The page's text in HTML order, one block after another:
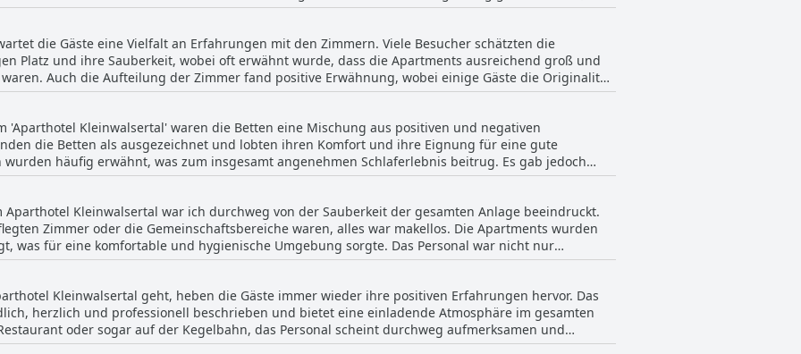
mangelnde Abwechslung an bestimmten Tagen. Der Preis von 12 Euro pro Tag und Person für
Rezensenten auch als übertrieben angesehen. Trotz dieser gemischten Gefühle wurde der Service
Zusammenfassend lässt sich sagen, dass das Frühstück im
es einige Verbesserungsmöglichkeiten gibt, größtenteils für seine Vielfalt, Qualität und das
geschätzt wird.
für Vorspeisen, Desserts und Frühstück. Einige Bewertungen wiesen jedoch darauf hin, dass
war und einige Hauptgerichte als durchschnittlich in der Qualität oder schlecht präsentiert
gelegentlichen Kritikpunkte spiegelt die Gesamtstimmung ein zufriedenstellendes kulinarisches
Essen wider. Die Abendessenoptionen sind gut auf Fleischesser zugeschnitten und bieten eine
für Verbesserungen bei der Qualität der Hauptgerichte und ihrer Präsentation gibt.
die Gäste eine Vielfalt an Erfahrungen mit den Zimmern. Viele Besucher schätzten die
Platz und ihre Sauberkeit, wobei oft erwähnt wurde, dass die Apartments ausreichend groß und
Auch die Aufteilung der Zimmer fand positive Erwähnung, wobei einige Gäste die Originalität
in Bewertungen erwähnt wurde,
Zimmer regelmäßig kontrolliert würden, was zu einem Gefühl von Ordnung und Komfort beitrug.
die dem Aufenthalt eine angenehme Note verliehen. Die veraltete Ausstattung der
Viele bemängelten die altmodische Einrichtung und Ausstattung, wobei einige anmerkten,
abgenutzt aussahen. Die Apartments, insbesondere solche, die für vier Personen ausgelegt waren,
empfunden, und die Ausstattung in den Zimmern wurde als einfach beschrieben. Lärm schien ein
wobei mehrere Gäste darauf hinwiesen, dass die Zimmer laut seien und es oft von Türen knarrte.
Zimmerausstattung und gelegentlichem Lärm fühlten sich viele Gäste sofort bei der
der Zimmer. Das Vorhandensein neuer Annehmlichkeiten wie ein renoviertes
Zufriedenheit bei. Zusammenfassend lässt sich sagen, dass die Zimmer
geräumig und sauber sind, aber einen Retro-Charme bewahren, der möglicherweise nicht
für diejenigen, die modernere oder ruhigere Unterkünfte suchen.
'Aparthotel Kleinwalsertal' waren die Betten eine Mischung aus positiven und negativen
die Betten als ausgezeichnet und lobten ihren Komfort und ihre Eignung für eine gute
häufig erwähnt, was zum insgesamt angenehmen Schlaferlebnis beitrug. Es gab jedoch
Schlafsofas und Ausziehcouches, die Erwartungen nicht erfüllten, mit Kommentaren über
Zustand. Einige Gäste bemängelten Probleme wie das Spüren der Sprungfedern und relativ
Bewertungen waren viele Besucher mit der Qualität der Hauptbetten zufrieden, obwohl es
des Schlaferlebnisses Verbesserungsbedarf besteht.
Kleinwalsertal war ich durchweg von der Sauberkeit der gesamten Anlage beeindruckt.
Zimmer oder die Gemeinschaftsbereiche waren, alles war makellos. Die Apartments wurden
was für eine komfortable und hygienische Umgebung sorgte. Das Personal war nicht nur
freundlich, was zu einem angenehmen Gesamterlebnis beitrug. Trotz des etwas veralteten
kleineren Problemen wie undichten Fenstern, stach die Sauberkeit als ein bemerkenswertes
angenehmen Aufenthalt.
Kleinwalsertal geht, heben die Gäste immer wieder ihre positiven Erfahrungen hervor. Das
herzlich und professionell beschrieben und bietet eine einladende Atmosphäre im gesamten
oder sogar auf der Kegelbahn, das Personal scheint durchweg aufmerksamen und